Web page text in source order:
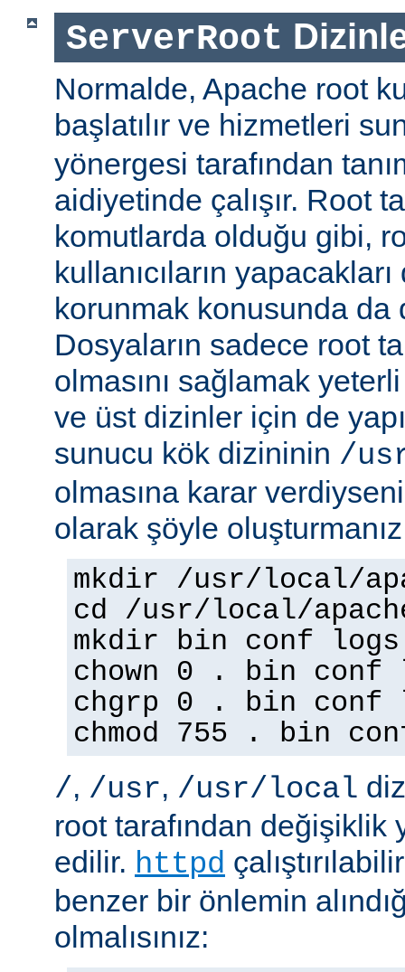
ServerRoot
Normalde, Apache root
başlatılır ve hizmetleri
yönergesi tarafından
aidiyetinde çalışır. Root
komutlarda olduğu gibi,
kullanıcıların
korunmak konusunda da
Dosyaların sadece root
olmasını sağlamak
ve üst dizinler için de
sunucu kök dizininin /
olmasına karar
olarak şöyle
mkdir /usr/local/
cd /usr/local/
mkdir bin conf logs
chown 0 . bin conf
chgrp 0 . bin conf
chmod 755 . bin
/, /usr, /usr/local
root tarafından değişiklik
edilir. httpd
benzer bir önlemin
olmalısınız: